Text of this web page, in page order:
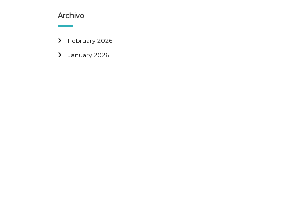
r
c
f
o
Archivo
February 2026
January 2026